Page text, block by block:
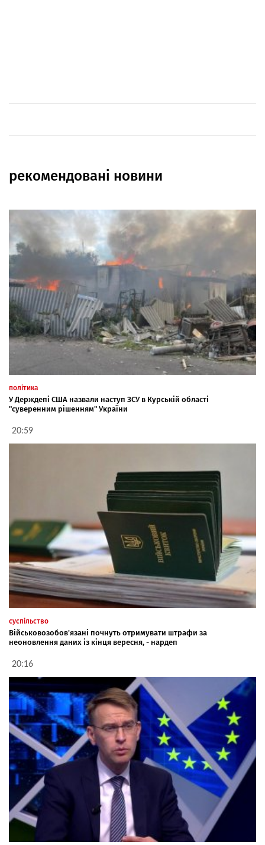
рекомендовані новини
політика
У Держдепі США назвали наступ ЗСУ в Курській області
"суверенним рішенням" України
20:59
суспільство
Військовозобов'язані почнуть отримувати штрафи за
неоновлення даних із кінця вересня, - нардеп
20:16